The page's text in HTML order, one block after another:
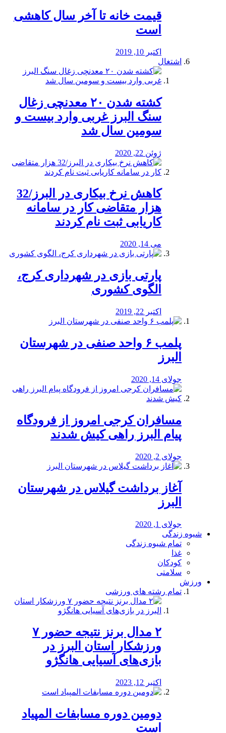
قیمت خانه تا آخر سال کاهشی
است
اکتبر 10, 2019
اشتغال
کشته شدن ۲۰ معدنچی زغال
سنگ البرز غربی وارد بیست و
سومین سال شد
ژوئن 22, 2020
کاهش نرخ بیکاری در البرز/32
هزار متقاضی کار در سامانه
کاریابی ثبت نام کردند
می 14, 2020
پارتی بازی در شهرداری کرج،
الگوی کشوری
اکتبر 22, 2019
پلمب ۶ واحد صنفی در شهرستان
البرز
جولای 14, 2020
مسافران کرجی امروز از فرودگاه
پیام البرز راهی کیش شدند
جولای 2, 2020
آغاز برداشت گیلاس در شهرستان
البرز
جولای 1, 2020
شیوه زندگی
تمام شیوه زندگی
غذا
کودکان
سلامتی
ورزش
تمام رشته های ورزشی
۲ مدال برنز نتیجه حضور ۷
ورزشکار استان البرز در
بازی‌های آسیایی هانگژو
اکتبر 12, 2023
دومین دوره مسابفات المپیاد
است